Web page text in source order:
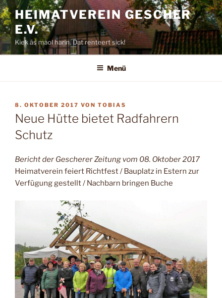
Zum
Inhalt
springen
HEIMATVEREIN GESCHER
E.V.
Kiek äs maol harin. Dat renteert sick!
Menü
VERÖFFENTLICHT
AM
8. OKTOBER 2017 VON TOBIAS
Neue Hütte bietet Radfahrern
Schutz
Bericht der Gescherer Zeitung vom 08. Oktober 2017
Heimatverein feiert Richtfest / Bauplatz in Estern zur
Verfügung gestellt / Nachbarn bringen Buche